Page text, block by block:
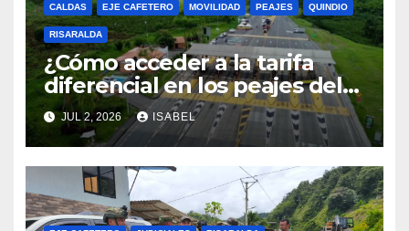
CALDAS EJE CAFETERO MOVILIDAD PEAJES QUINDIO
RISARALDA
¿Cómo acceder a la tarifa
diferencial en los peajes del
Eje Cafetero? Conozca los
requisitos y cómo inscribirse
JUL 2, 2026 ISABEL